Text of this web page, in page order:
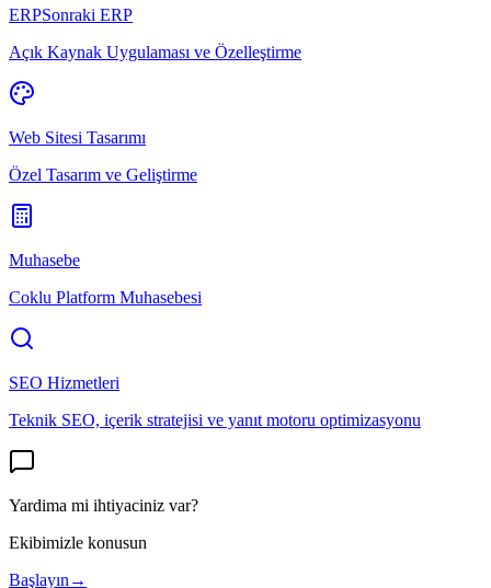
ERPSonraki ERP
Açık Kaynak Uygulaması ve Özelleştirme
Web Sitesi Tasarımı
Özel Tasarım ve Geliştirme
Muhasebe
Coklu Platform Muhasebesi
SEO Hizmetleri
Teknik SEO, içerik stratejisi ve yanıt motoru optimizasyonu
Yardima mi ihtiyaciniz var?
Ekibimizle konusun
Başlayın →